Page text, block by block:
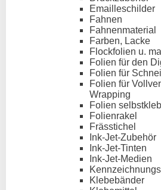
Emailleschilder
Fahnen
Fahnenmaterial
Farben, Lacke
Flockfolien u.
Folien für den
Folien für
Folien für
Wrapping
Folien
Folienrakel
Frässtichel
Ink-Jet-Zubehör
Ink-Jet-Tinten
Ink-Jet-Medien
Klebebänder